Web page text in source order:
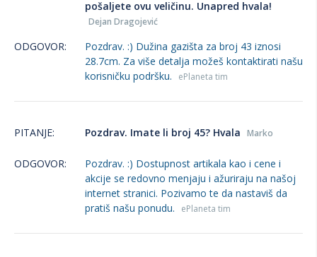
pošaljete ovu veličinu. Unapred hvala!
Dejan Dragojević
ODGOVOR:
Pozdrav. :) Dužina gazišta za broj 43 iznosi
28.7cm. Za više detalja možeš kontaktirati našu
korisničku podršku.
ePlaneta tim
PITANJE: Pozdrav. Imate li broj 45? Hvala Marko
ODGOVOR:
Pozdrav. :) Dostupnost artikala kao i cene i
akcije se redovno menjaju i ažuriraju na našoj
internet stranici. Pozivamo te da nastaviš da
pratiš našu ponudu.
ePlaneta tim